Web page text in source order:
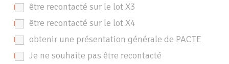
être recontacté sur le lot X3
être recontacté sur le lot X4
obtenir une présentation générale de PACTE
Je ne souhaite pas être recontacté